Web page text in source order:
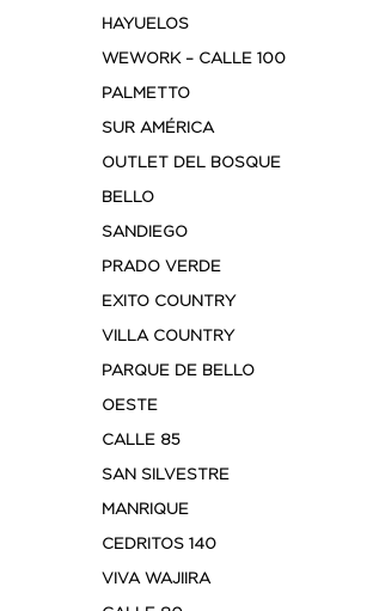
HAYUELOS
WEWORK – CALLE 100
PALMETTO
SUR AMÉRICA
OUTLET DEL BOSQUE
BELLO
SANDIEGO
PRADO VERDE
EXITO COUNTRY
VILLA COUNTRY
PARQUE DE BELLO
OESTE
CALLE 85
SAN SILVESTRE
MANRIQUE
CEDRITOS 140
VIVA WAJIIRA